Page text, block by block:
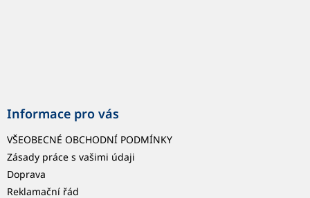
Informace pro vás
VŠEOBECNÉ OBCHODNÍ PODMÍNKY
Zásady práce s vašimi údaji
Doprava
Reklamační řád